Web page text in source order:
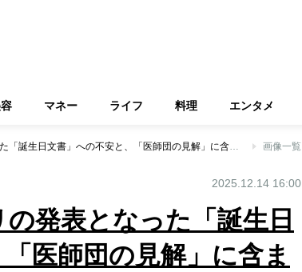
マネー ライフ 料理 エンタメ
雅子さま、ギリギリの発表となった「誕生日文書」への不安と、「医師団の見解」に含まれていた“快復ぶりを示す文言” 支えとなるのは愛子さまの存在 画像一覧
2025.12.14 16:00
発表となった「誕生日
医師団の見解」に含ま